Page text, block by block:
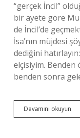
“gerçek İncil”
bir ayete göre
de İncil’de
İsa’nın müjdesi
dediğini
elçisiyim. Benden
benden sonra
Devamını okuyun